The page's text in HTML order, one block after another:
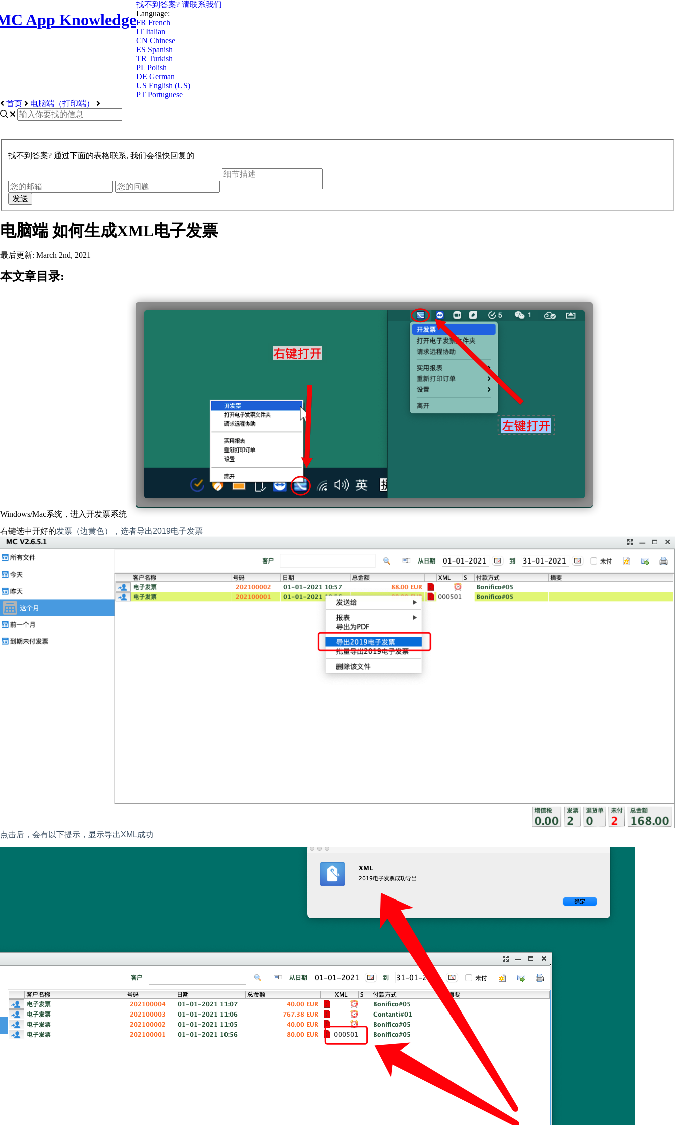
App Knowledge
找不到答案? 请联系我们
Language:
FR French
IT Italian
CN Chinese
ES Spanish
TR Turkish
PL Polish
DE German
US English (US)
PT Portuguese
首页
电脑端（打印端）
找不到答案? 通过下面的表格联系, 我们会很快回复的
电脑端 如何生成XML电子发票
最后更新: March 2nd, 2021
本文章目录:
Windows/Mac系统，进入开发票系统
右键选中开好的发票（边黄色），选者导出2019电子发票
点击后，会有以下提示，显示导出XML成功